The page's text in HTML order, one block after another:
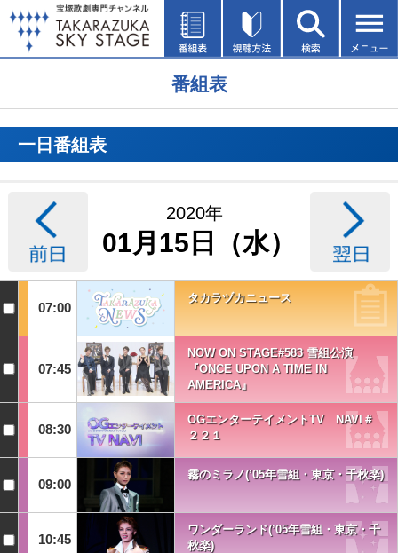
番組表
一日番組表
2020年
01月15日（水）
07:00
タカラヅカニュース
07:45
NOW ON STAGE#583 雪組公演
『ONCE UPON A TIME IN
AMERICA』
08:30
OGエンターテイメントTV NAVI＃
２２１
09:00
霧のミラノ(’05年雪組・東京・千秋楽)
10:45
ワンダーランド(’05年雪組・東京・千
秋楽)